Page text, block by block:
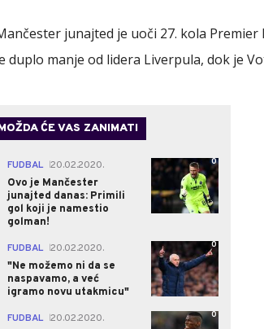
junajted je uoči 27. kola
duplo manje od lidera Liverpula, dok je
ĆE VAS ZANIMATI
FUDBAL 20.02.2020.
Ovo je Mančester
junajted danas: Primili
gol koji je namestio
golman!
0
FUDBAL 20.02.2020.
"Ne možemo ni da se
naspavamo, a već
igramo novu utakmicu"
0
FUDBAL 20.02.2020.
0